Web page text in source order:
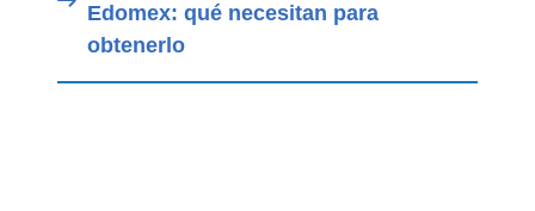
Edomex: qué necesitan para
obtenerlo